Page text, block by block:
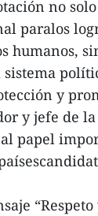
no
paralos
humanos,
sistema
y
y jefe de
papel